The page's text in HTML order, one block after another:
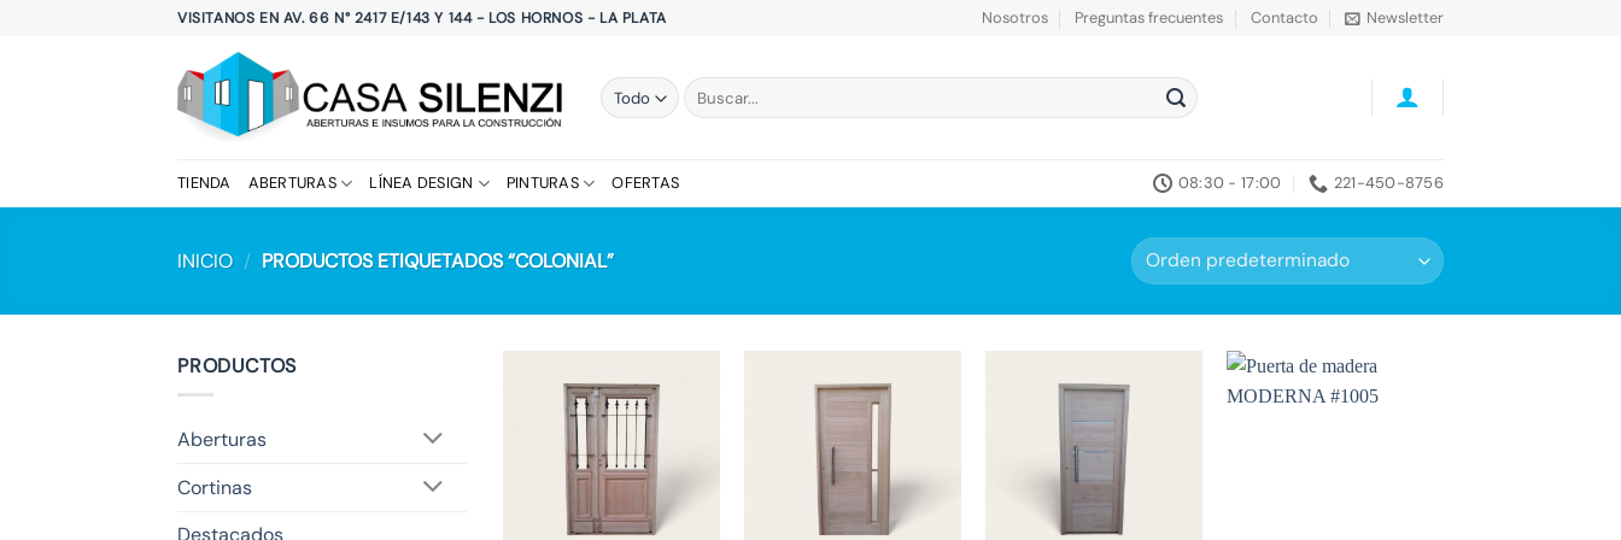
VISITANOS EN AV. 66 N° 2417 E/143 Y 144 - LOS HORNOS - LA PLATA Nosotros Preguntas frecuentes Contacto Newsletter
Buscar
por:
TIENDA ABERTURAS LÍNEA DESIGN PINTURAS OFERTAS 08:30 - 17:00 221-450-8756
INICIO / PRODUCTOS ETIQUETADOS “COLONIAL”
PRODUCTOS
Aberturas
Cortinas
Destacados